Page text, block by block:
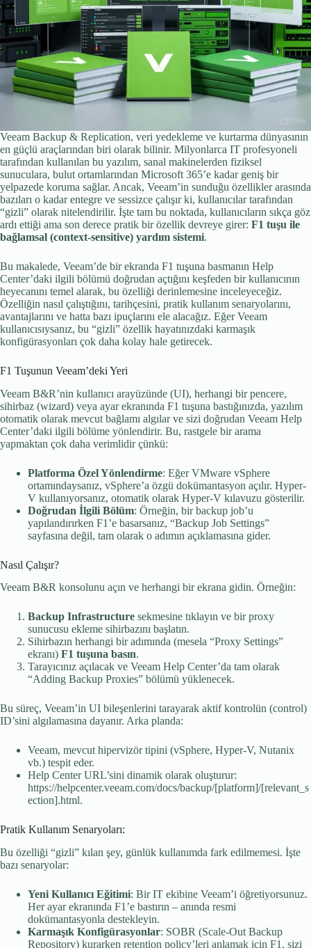
Veeam Backup & Replication, veri yedekleme ve kurtarma dünyasının
en güçlü araçlarından biri olarak bilinir. Milyonlarca IT profesyoneli
tarafından kullanılan bu yazılım, sanal makinelerden fiziksel
sunuculara, bulut ortamlarından Microsoft 365’e kadar geniş bir
yelpazede koruma sağlar. Ancak, Veeam’in sunduğu özellikler arasında
bazıları o kadar entegre ve sessizce çalışır ki, kullanıcılar tarafından
“gizli” olarak nitelendirilir. İşte tam bu noktada, kullanıcıların sıkça göz
ardı ettiği ama son derece pratik bir özellik devreye girer: F1 tuşu ile
bağlamsal (context-sensitive) yardım sistemi.
Bu makalede, Veeam’de bir ekranda F1 tuşuna basmanın Help
Center’daki ilgili bölümü doğrudan açtığını keşfeden bir kullanıcının
heyecanını temel alarak, bu özelliği derinlemesine inceleyeceğiz.
Özelliğin nasıl çalıştığını, tarihçesini, pratik kullanım senaryolarını,
avantajlarını ve hatta bazı ipuçlarını ele alacağız. Eğer Veeam
kullanıcısıysanız, bu “gizli” özellik hayatınızdaki karmaşık
konfigürasyonları çok daha kolay hale getirecek.
F1 Tuşunun Veeam’deki Yeri
Veeam B&R’nin kullanıcı arayüzünde (UI), herhangi bir pencere,
sihirbaz (wizard) veya ayar ekranında F1 tuşuna bastığınızda, yazılım
otomatik olarak mevcut bağlamı algılar ve sizi doğrudan Veeam Help
Center’daki ilgili bölüme yönlendirir. Bu, rastgele bir arama
yapmaktan çok daha verimlidir çünkü:
Platforma Özel Yönlendirme: Eğer VMware vSphere
ortamındaysanız, vSphere’a özgü dokümantasyon açılır. Hyper-
V kullanıyorsanız, otomatik olarak Hyper-V kılavuzu gösterilir.
Doğrudan İlgili Bölüm: Örneğin, bir backup job’u
yapılandırırken F1’e basarsanız, “Backup Job Settings”
sayfasına değil, tam olarak o adımın açıklamasına gider.
Nasıl Çalışır?
Veeam B&R konsolunu açın ve herhangi bir ekrana gidin. Örneğin:
Backup Infrastructure sekmesine tıklayın ve bir proxy
sunucusu ekleme sihirbazını başlatın.
Sihirbazın herhangi bir adımında (mesela “Proxy Settings”
ekranı) F1 tuşuna basın.
Tarayıcınız açılacak ve Veeam Help Center’da tam olarak
“Adding Backup Proxies” bölümü yüklenecek.
Bu süreç, Veeam’in UI bileşenlerini tarayarak aktif kontrolün (control)
ID’sini algılamasına dayanır. Arka planda:
Veeam, mevcut hipervizör tipini (vSphere, Hyper-V, Nutanix
vb.) tespit eder.
Help Center URL’sini dinamik olarak oluşturur:
https://helpcenter.veeam.com/docs/backup/[platform]/[relevant_s
ection].html.
Pratik Kullanım Senaryoları:
Bu özelliği “gizli” kılan şey, günlük kullanımda fark edilmemesi. İşte
bazı senaryolar:
Yeni Kullanıcı Eğitimi: Bir IT ekibine Veeam’i öğretiyorsunuz.
Her ayar ekranında F1’e bastırın – anında resmi
dokümantasyonla destekleyin.
Karmaşık Konfigürasyonlar: SOBR (Scale-Out Backup
Repository) kurarken retention policy’leri anlamak için F1, sizi